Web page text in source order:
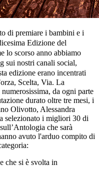
di premiare i bambini e i
Edizione del
lo scorso anno abbiamo
sui nostri canali social,
edizione erano incentrati
Scelta, Via. La
da ogni parte
durato oltre tre mesi, i
Olivotto, Alessandra
selezionato i migliori 30 di
che sarà
avuto l'arduo compito di
che si è svolta in